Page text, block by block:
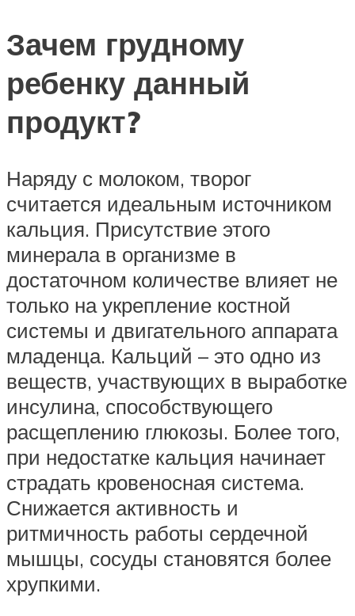
Зачем грудному
ребенку данный
продукт?
Наряду с молоком, творог
считается идеальным источником
кальция. Присутствие этого
минерала в организме в
достаточном количестве влияет не
только на укрепление костной
системы и двигательного аппарата
младенца. Кальций – это одно из
веществ, участвующих в выработке
инсулина, способствующего
расщеплению глюкозы. Более того,
при недостатке кальция начинает
страдать кровеносная система.
Снижается активность и
ритмичность работы сердечной
мышцы, сосуды становятся более
хрупкими.